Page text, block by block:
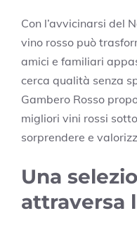
Con l’avvicinarsi del
vino rosso può
amici e familiari
cerca qualità senza
Gambero Rosso
migliori vini rossi
sorprendere e
Una
attraversa